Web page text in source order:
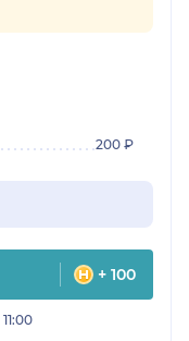
200 ₽
+ 100